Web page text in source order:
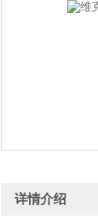
详情介绍